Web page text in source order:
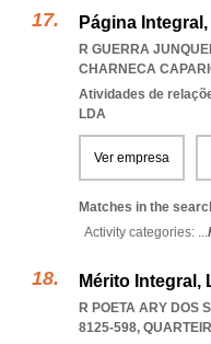
Página
R GUERRA
CHARNECA
Atividades de
LDA
Ver empresa
Matches in the
Activity categories: ...
Mérito Integral,
R POETA ARY DOS
8125-598,